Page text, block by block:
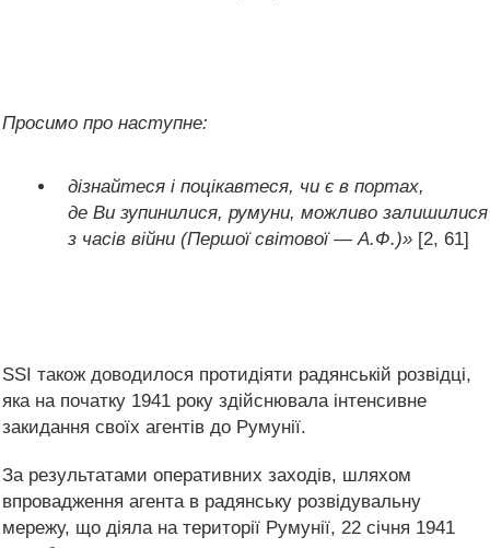
Просимо про наступне:
дізнайтеся і поцікавтеся, чи є в портах,
де Ви зупинилися, румуни, можливо залишилися
з часів війни (Першої світової — А.Ф.)» [2, 61]
SSI також доводилося протидіяти радянській розвідці,
яка на початку 1941 року здійснювала інтенсивне
закидання своїх агентів до Румунії.
За результатами оперативних заходів, шляхом
впровадження агента в радянську розвідувальну
мережу, що діяла на території Румунії, 22 січня 1941